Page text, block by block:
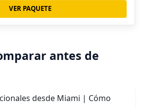
VER PAQUETE
antes de
desde Miami | Cómo